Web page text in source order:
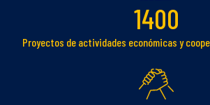
1400
Proyectos de actividades económicas y